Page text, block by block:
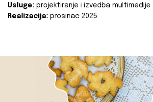
Usluge: projektiranje i izvedba multimedije
Realizacija: prosinac 2025.